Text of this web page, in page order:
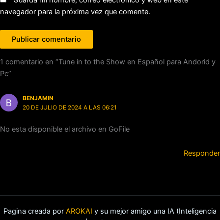
navegador para la próxima vez que comente.
1 comentario en “Tune in to the Show en Español para Andorid y
Pc”
BENJAMIN
20 DE JULIO DE 2024 A LAS 06:21
No esta disponible el archivo en GoFile
Responder
Pagina creada por AROKAI y su mejor amigo una IA (Inteligencia